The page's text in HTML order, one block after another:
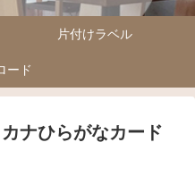
片付けラベル
ード
ナひらがなカード